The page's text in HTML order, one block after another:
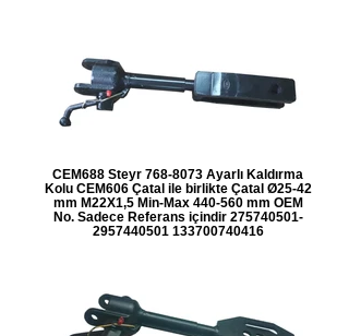
CEM688 Steyr 768-8073 Ayarlı Kaldırma
Kolu CEM606 Çatal ile birlikte Çatal Ø25-42
mm M22X1,5 Min-Max 440-560 mm OEM
No. Sadece Referans içindir 275740501-
2957440501 133700740416